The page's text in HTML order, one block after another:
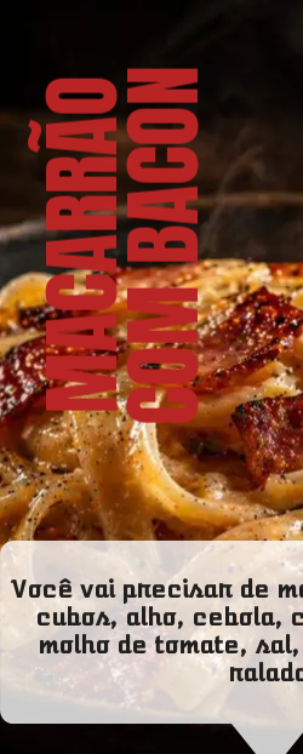
M
A
C
A
R
R
Ã
O
C
O
M
B
A
C
ON
Você vai precisar de
cubos, alho, cebola,
molho de tomate,